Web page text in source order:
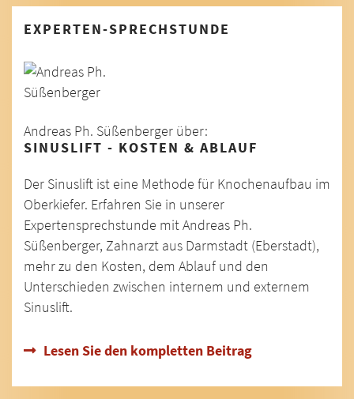
EXPERTEN-SPRECHSTUNDE
Andreas Ph. Süßenberger über:
SINUSLIFT - KOSTEN & ABLAUF
Der Sinuslift ist eine Methode für Knochenaufbau im
Oberkiefer. Erfahren Sie in unserer
Expertensprechstunde mit Andreas Ph.
Süßenberger, Zahnarzt aus Darmstadt (Eberstadt),
mehr zu den Kosten, dem Ablauf und den
Unterschieden zwischen internem und externem
Sinuslift.
Lesen Sie den kompletten Beitrag